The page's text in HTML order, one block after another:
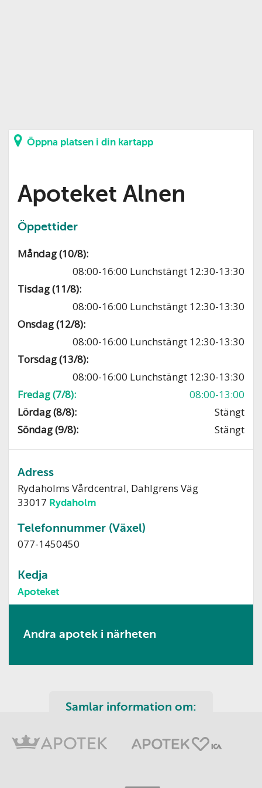
Öppna platsen i din kartapp
Apoteket Alnen
Öppettider
Måndag (10/8):
08:00-16:00 Lunchstängt 12:30-13:30
Tisdag (11/8):
08:00-16:00 Lunchstängt 12:30-13:30
Onsdag (12/8):
08:00-16:00 Lunchstängt 12:30-13:30
Torsdag (13/8):
08:00-16:00 Lunchstängt 12:30-13:30
Fredag (7/8):
08:00-13:00
Lördag (8/8):
Stängt
Söndag (9/8):
Stängt
Adress
Rydaholms Vårdcentral, Dahlgrens Väg
33017 Rydaholm
Telefonnummer (Växel)
077-1450450
Kedja
Apoteket
Andra apotek i närheten
Samlar information om: